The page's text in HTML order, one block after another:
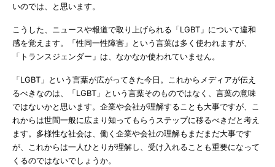
いのでは、と思います。
こうした、ニュースや報道で取り上げられる「LGBT」について違和
感を覚えます。「性同一性障害」という言葉は多く使われますが、
「トランスジェンダー」は、なかなか使われていません。
「LGBT」という言葉が広がってきた今日。これからメディアが伝え
るべきなのは、「LGBT」という言葉そのものではなく、言葉の意味
ではないかと思います。企業や会社が理解することも大事ですが、こ
れからは世間一般に広まり知ってもらうステップに移るべきだと考え
ます。多様性な社会は、働く企業や会社の理解もまだまだ大事です
が、これからは一人ひとりが理解し、受け入れることも重要になって
くるのではないでしょうか。